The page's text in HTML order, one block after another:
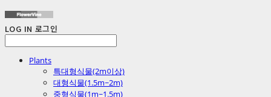
LOG IN 로그인
Plants
특대형식물(2m이상)
대형식물(1.5m~2m)
중형식물(1m~1.5m)